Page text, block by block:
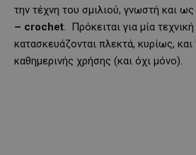
την τέχνη του σμιλιού, γνωστή και
– crochet. Πρόκειται για μία
κατασκευάζονται πλεκτά, κυρίως, και
καθημερινής χρήσης (και όχι μόνο).